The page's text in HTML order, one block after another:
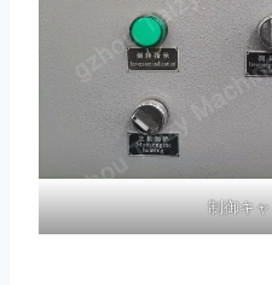
制御キ